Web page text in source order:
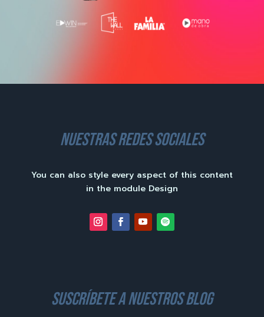
nuestras redes sociales
You can also style every aspect of this content
in the module Design
suscríbete a nuestros blog